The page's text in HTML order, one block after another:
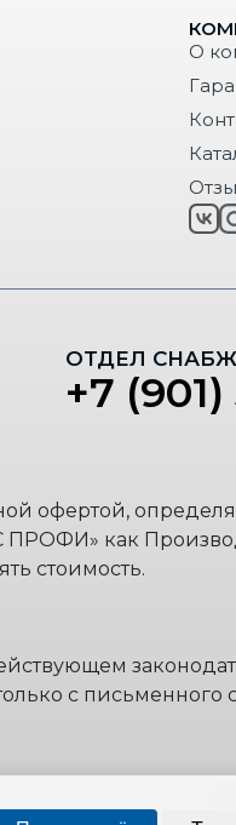
О
ОТДЕЛ
+7
офертой,
как
стоимость.
с письменного